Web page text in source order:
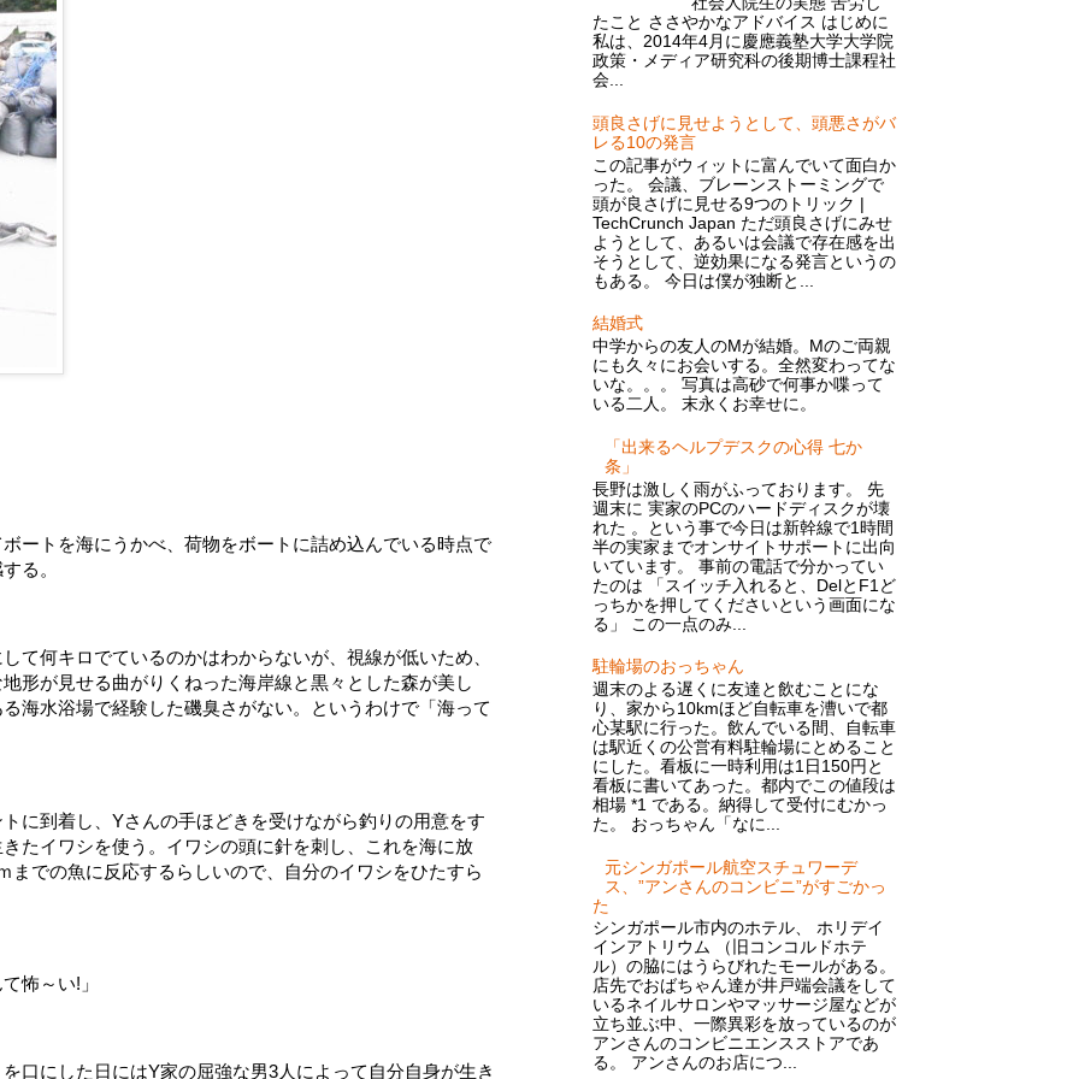
ートを海にうかべ、荷物をボートに詰め込んでいる時点で
る。
て何キロでているのかはわからないが、視線が低いため、
形が見せる曲がりくねった海岸線と黒々とした森が美し
海水浴場で経験した磯臭さがない。というわけで「海って
に到着し、Yさんの手ほどきを受けながら釣りの用意をす
たイワシを使う。イワシの頭に針を刺し、これを海に放
までの魚に反応するらしいので、自分のイワシをひたすら
怖～い!」
口にした日にはY家の屈強な男3人によって自分自身が生き
たこと ささやかなアドバイス はじめに
私は、2014年4月に慶應義塾大学大学院
政策・メディア研究科の後期博士課程社
会...
頭良さげに見せようとして、頭悪さがバ
レる10の発言
この記事がウィットに富んでいて面白か
った。 会議、ブレーンストーミングで
頭が良さげに見せる9つのトリック |
TechCrunch Japan ただ頭良さげにみせ
ようとして、あるいは会議で存在感を出
そうとして、逆効果になる発言というの
もある。 今日は僕が独断と...
結婚式
中学からの友人のMが結婚。Mのご両親
にも久々にお会いする。全然変わってな
いな。。。 写真は高砂で何事か喋って
いる二人。 末永くお幸せに。
「出来るヘルプデスクの心得 七か
条」
長野は激しく雨がふっております。 先
週末に 実家のPCのハードディスクが壊
れた 。という事で今日は新幹線で1時間
半の実家までオンサイトサポートに出向
いています。 事前の電話で分かってい
たのは 「スイッチ入れると、DelとF1ど
っちかを押してくださいという画面にな
る」 この一点のみ...
駐輪場のおっちゃん
週末のよる遅くに友達と飲むことにな
り、家から10kmほど自転車を漕いで都
心某駅に行った。飲んでいる間、自転車
は駅近くの公営有料駐輪場にとめること
にした。看板に一時利用は1日150円と
看板に書いてあった。都内でこの値段は
相場 *1 である。納得して受付にむかっ
た。 おっちゃん「なに...
元シンガポール航空スチュワーデ
ス、”アンさんのコンビニ”がすごかっ
た
シンガポール市内のホテル、 ホリデイ
インアトリウム （旧コンコルドホテ
ル）の脇にはうらびれたモールがある。
店先でおばちゃん達が井戸端会議をして
いるネイルサロンやマッサージ屋などが
立ち並ぶ中、一際異彩を放っているのが
アンさんのコンビニエンスストアであ
る。 アンさんのお店につ...